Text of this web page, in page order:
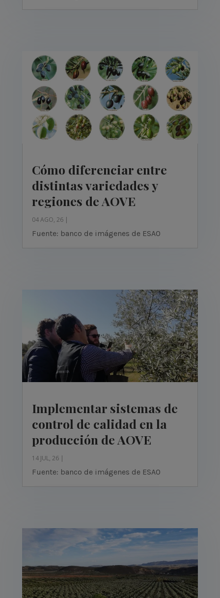
Cómo diferenciar entre
distintas variedades y
regiones de AOVE
04 AGO, 26|
Fuente: banco de imágenes de ESAO
Implementar sistemas de
control de calidad en la
producción de AOVE
14 JUL, 26|
Fuente: banco de imágenes de ESAO